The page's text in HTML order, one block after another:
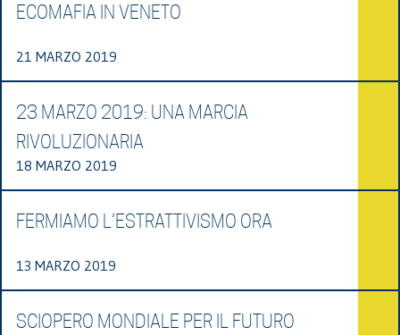
ECOMAFIA IN VENETO
21 MARZO 2019
23 MARZO 2019: UNA MARCIA
RIVOLUZIONARIA
18 MARZO 2019
FERMIAMO L’ESTRATTIVISMO ORA
13 MARZO 2019
SCIOPERO MONDIALE PER IL FUTURO